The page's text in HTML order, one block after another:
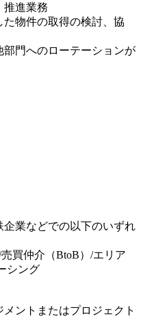
推進業務
た物件の取得の検討、協
門へのローテーションが
企業などでの以下のいずれ
買仲介（BtoB）/エリア
シング
ントまたはプロジェクト